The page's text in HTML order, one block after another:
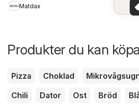
Matdax
Produkter du kan
Pizza Choklad
Chili
Dator Ost Bröd